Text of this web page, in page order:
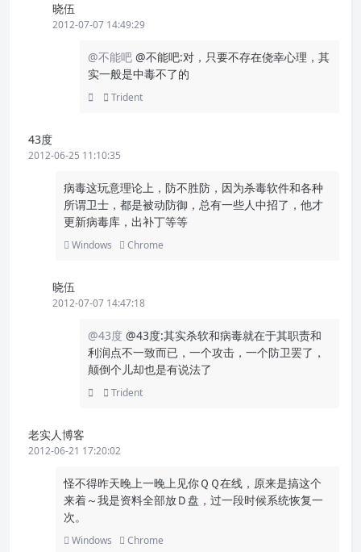
晓伍
2012-07-07 14:49:29
@不能吧 @不能吧:对，只要不存在侥幸心理，其
实一般是中毒不了的
Trident
43度
2012-06-25 11:10:35
病毒这玩意理论上，防不胜防，因为杀毒软件和各种
所谓卫士，都是被动防御，总有一些人中招了，他才
更新病毒库，出补丁等等
Windows Chrome
晓伍
2012-07-07 14:47:18
@43度 @43度:其实杀软和病毒就在于其职责和
利润点不一致而已，一个攻击，一个防卫罢了，
颠倒个儿却也是有说法了
Trident
老实人博客
2012-06-21 17:20:02
怪不得昨天晚上一晚上见你ＱＱ在线，原来是搞这个
来着～我是资料全部放Ｄ盘，过一段时候系统恢复一
次。
Windows Chrome